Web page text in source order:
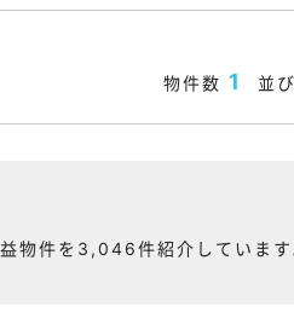
物件数 1 並
物件を3,046件紹介しています